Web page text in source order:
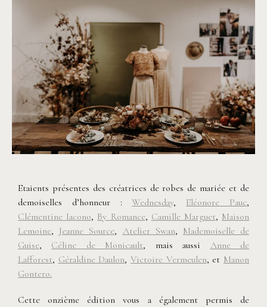
Etaients présentes des créatrices de robes de mariée et de
demoiselles d’honneur :Wednesday, Eléonore Pauc,
Clémentine Iacono, By Romance, Camille Marguet, Maison
Lemoine, Jeanne Source, Atelier Swan, Mademoiselle de
Guise, Céline de Monicault, mais aussi Anne de
Lafforest, Géraldine Daulon,Victoire Vermeulen, et Manon
Gontero.
Cette onzième édition vous a également permis de